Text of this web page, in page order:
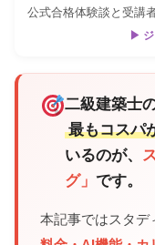
公式合格体験談と受講
▶
二級建築士
最もコスパ
いるのが、
グ」です。
本記事ではスタデ